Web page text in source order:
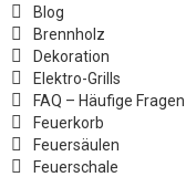
Blog
Brennholz
Dekoration
Elektro-Grills
FAQ – Häufige Fragen
Feuerkorb
Feuersäulen
Feuerschale